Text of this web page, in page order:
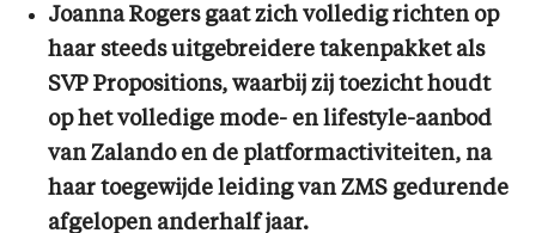
Joanna Rogers gaat zich volledig richten op
haar steeds uitgebreidere takenpakket als
SVP Propositions, waarbij zij toezicht houdt
op het volledige mode- en lifestyle-aanbod
van Zalando en de platformactiviteiten, na
haar toegewijde leiding van ZMS gedurende
afgelopen anderhalf jaar.